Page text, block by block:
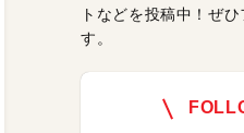
トなどを投稿中！ぜ
す。